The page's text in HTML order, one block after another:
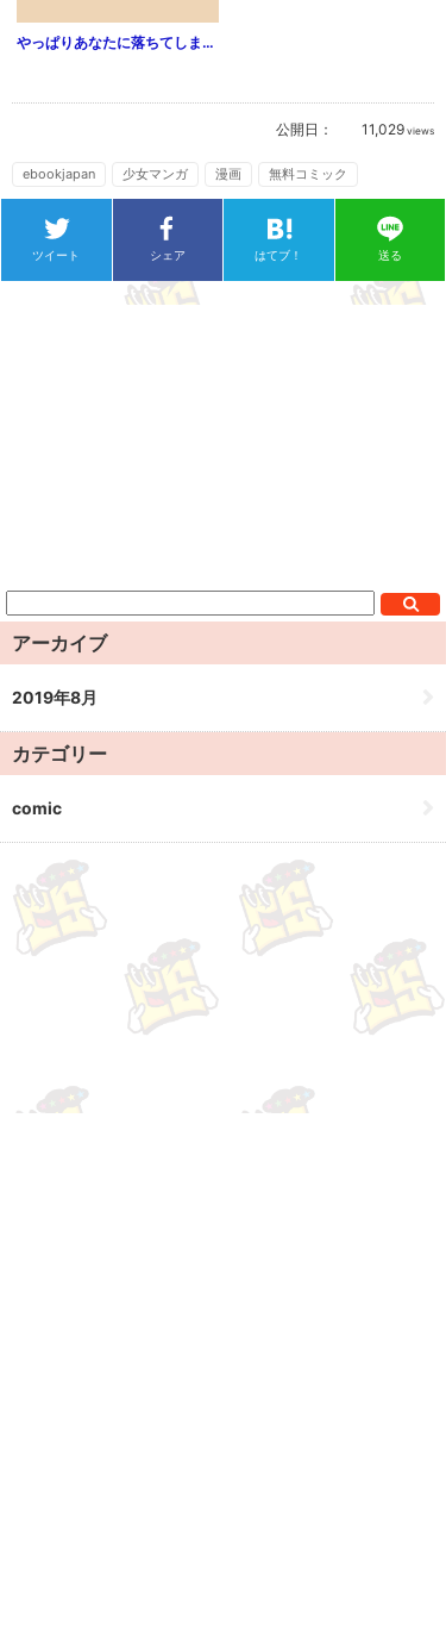
やっぱりあなたに落ちてしまう 第1巻
公開日： 11,029 views
ebookjapan 少女マンガ 漫画 無料コミック
ツイート シェア はてブ！ 送る
アーカイブ
2019年8月
カテゴリー
comic